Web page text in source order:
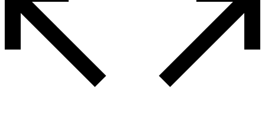
la
página
de
producto